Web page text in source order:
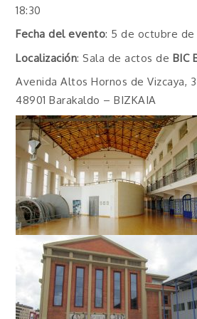
18:30
Fecha del evento: 5 de octubre de
Localización: Sala de actos de BIC
Avenida Altos Hornos de Vizcaya,
48901 Barakaldo – BIZKAIA